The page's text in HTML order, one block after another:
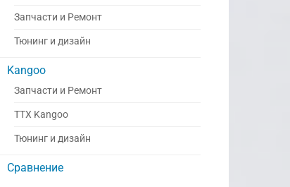
Запчасти и Ремонт
Тюнинг и дизайн
Kangoo
Запчасти и Ремонт
ТТХ Kangoo
Тюнинг и дизайн
Сравнение